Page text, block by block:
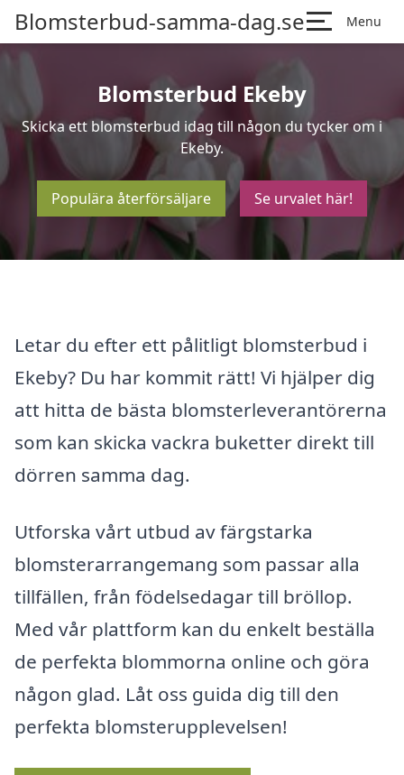
Blomsterbud-samma-dag.se Menu
Blomsterbud Ekeby
Skicka ett blomsterbud idag till någon du tycker om i
Ekeby.
Populära återförsäljare Se urvalet här!
Letar du efter ett pålitligt blomsterbud i
Ekeby? Du har kommit rätt! Vi hjälper dig
att hitta de bästa blomsterleverantörerna
som kan skicka vackra buketter direkt till
dörren samma dag.
Utforska vårt utbud av färgstarka
blomsterarrangemang som passar alla
tillfällen, från födelsedagar till bröllop.
Med vår plattform kan du enkelt beställa
de perfekta blommorna online och göra
någon glad. Låt oss guida dig till den
perfekta blomsterupplevelsen!